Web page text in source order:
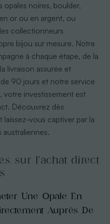
opales noires, boulder,
or ou en argent, ou
collectionneurs
bijou sur mesure. Notre
à chaque étape, de la
livraison assurée et
90 jours et notre service
votre investissement est
Découvrez dès
vous captiver par la
sur l’achat direct
Une Opale En
Auprès De